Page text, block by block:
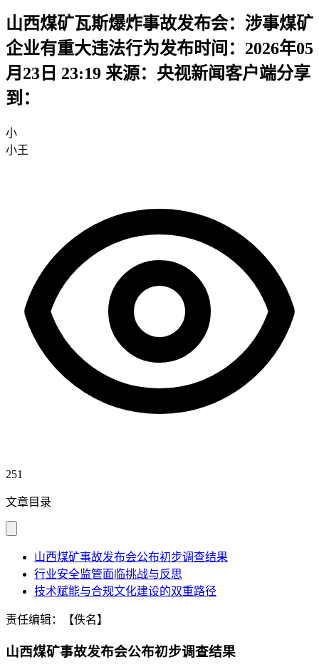
山西煤矿瓦斯爆炸事故发布会：涉事煤矿
企业有重大违法行为发布时间：2026年05
月23日 23:19 来源：央视新闻客户端分享
到：
小
小王
251
文章目录
山西煤矿事故发布会公布初步调查结果
行业安全监管面临挑战与反思
技术赋能与合规文化建设的双重路径
责任编辑：【佚名】
山西煤矿事故发布会公布初步调查结果